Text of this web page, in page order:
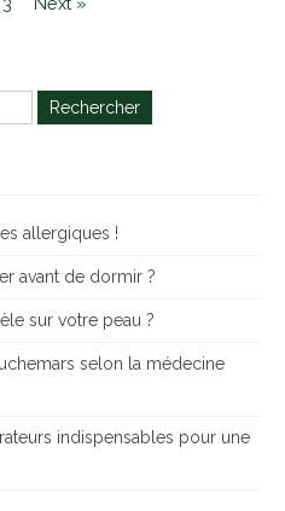
allergiques !
avant de dormir ?
sur votre peau ?
selon la médecine
indispensables pour une